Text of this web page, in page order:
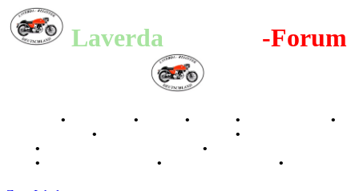
Laverda -Forum
• • • •
•
• •
• •
• • •